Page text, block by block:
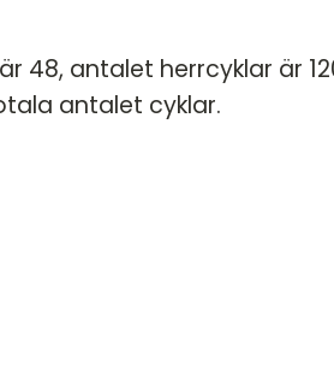
48, antalet herrcyklar är
antalet cyklar.